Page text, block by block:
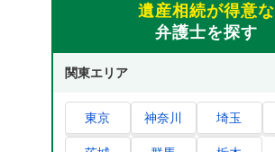
遺産相続が得意な
弁護士を探す
関東エリア
東京 神奈川 埼玉